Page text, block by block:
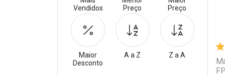
Vendidos
Preço
Preço
Maior
Desconto
A a Z Z a A